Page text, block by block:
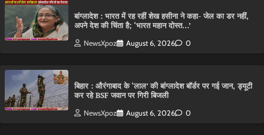
बांग्लादेश : भारत में रह रहीं शेख हसीना ने कहा- जेल का डर नहीं,
अपने देश की चिंता है; ‘भारत महान दोस्त…’
NewsXpoz August 6, 2026 0
बिहार : औरंगाबाद के ‘लाल’ की बांग्लादेश बॉर्डर पर गई जान, ड्यूटी
कर रहे BSF जवान पर गिरी बिजली
NewsXpoz August 6, 2026 0